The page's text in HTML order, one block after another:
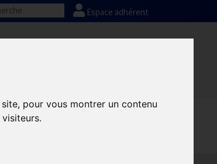
pour vous montrer un contenu
Espace adhérent